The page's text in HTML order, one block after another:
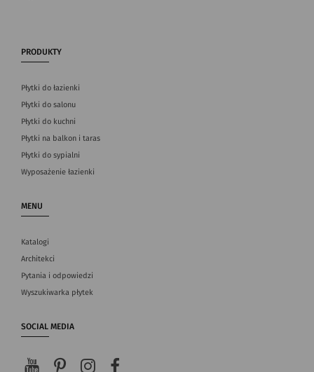
PRODUKTY
Płytki do łazienki
Płytki do salonu
Płytki do kuchni
Płytki na balkon i taras
Płytki do sypialni
Wyposażenie łazienki
MENU
Katalogi
Architekci
Pytania i odpowiedzi
Wyszukiwarka płytek
SOCIAL MEDIA